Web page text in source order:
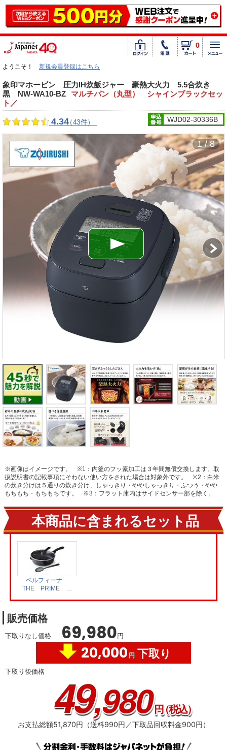
0
ようこそ！ 新規会員登録はこちら
象印マホービン 圧力IH炊飯ジャー 豪熱大火力 5.5合炊き
黒 NW-WA10-BZ
マルチパン（丸型） シャインブラックセッ
ト／
4.34（43件） WJD02-30336B
1 / 8
※画像はイメージです。
※1：内釜のフッ素加工は３年間無償交換します。取
扱説明書の記載事項にそわない使い方をされた場合は対象外です。
※2：白米
の炊き分けは５通りの炊き分け、しゃっきり・ややしゃっきり・ふつう・やや
もちもち・もちもちです。
※3：フラット庫内はサイドセンサー部を除く。
本商品に含まれるセット品
ベルフィーナ
THE PRIME マ
ク A-77862
販売価格
下取りなし価格 69,980円
20,000 円 下取り
下取り後価格 49,980円（税込）
お支払総額51,870円（送料990円／下取品回収料金900円）